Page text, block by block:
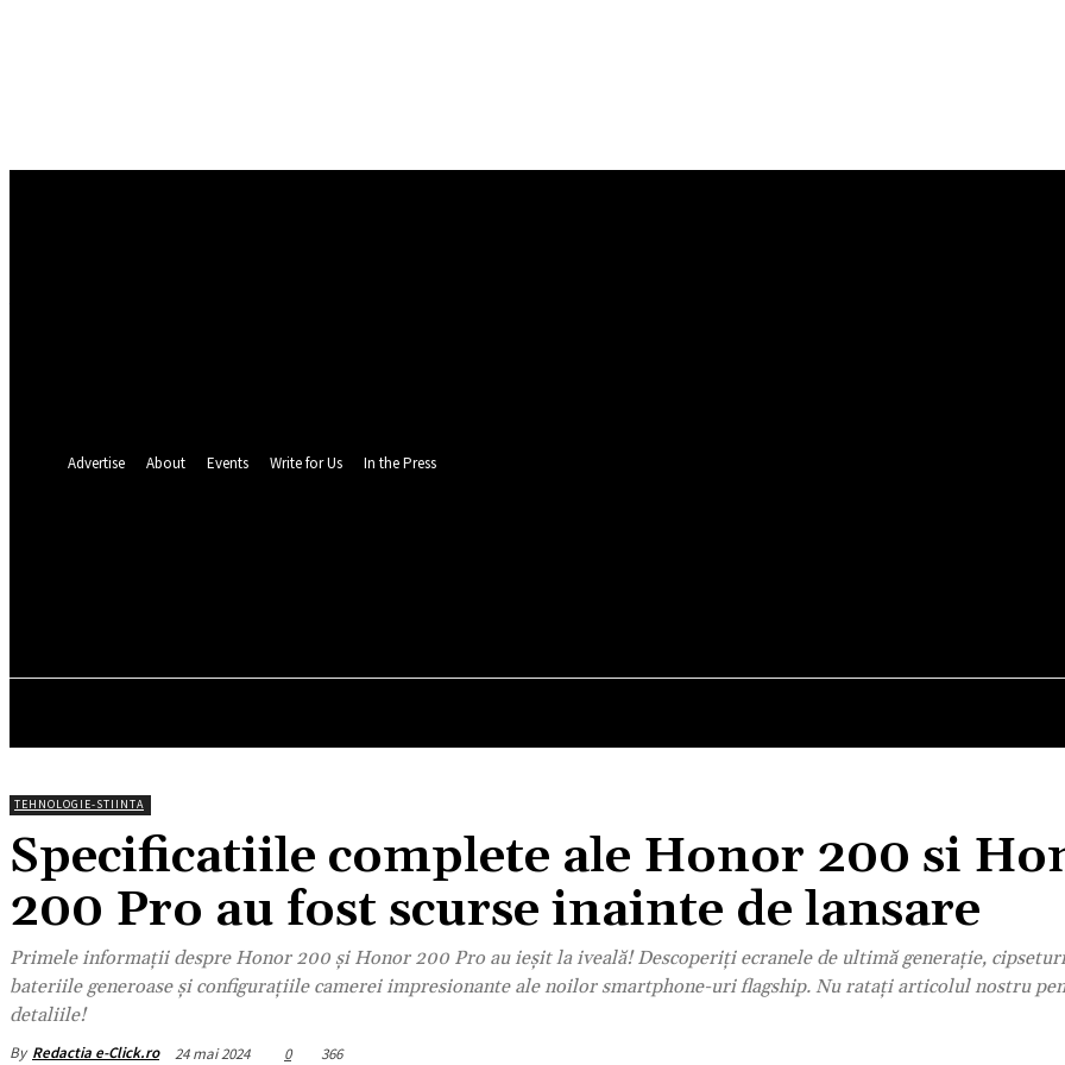
Advertise About Events Write for Us In the Press
TEHNOLOGIE-STIINTA
Specificatiile complete ale Honor 200 si
200 Pro au fost scurse inainte de lansare
Primele informații despre Honor 200 și Honor 200 Pro au ieșit la iveală! Descoperiți ecranele de ultimă generație,
bateriile generoase și configurațiile camerei impresionante ale noilor smartphone-uri flagship. Nu ratați articolul nostru
detaliile!
By Redactia e-Click.ro 24 mai 2024 0 366